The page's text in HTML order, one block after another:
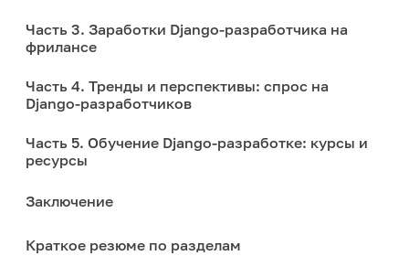
Часть 3. Заработки Django-разработчика на
фрилансе
Часть 4. Тренды и перспективы: спрос на
Django-разработчиков
Часть 5. Обучение Django-разработке: курсы и
ресурсы
Заключение
Краткое резюме по разделам